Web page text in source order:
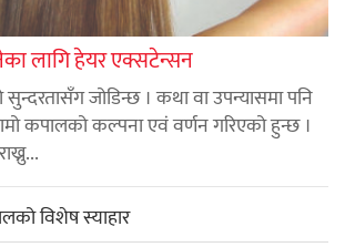
लागि हेयर एक्सटेन्सन
जोडिन्छ । कथा वा उपन्यासमा पनि
कपालको कल्पना एवं वर्णन गरिएको हुन्छ ।
विशेष स्याहार